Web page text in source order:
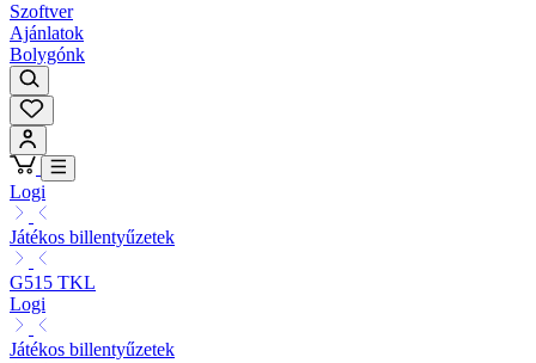
Szoftver
Ajánlatok
Bolygónk
Logi
Játékos billentyűzetek
G515 TKL
Logi
Játékos billentyűzetek